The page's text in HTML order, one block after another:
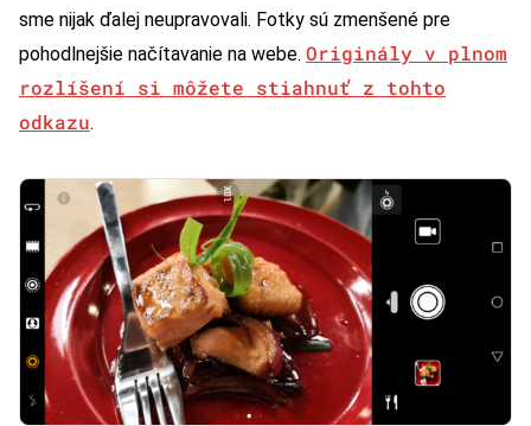
sme nijak ďalej neupravovali. Fotky sú zmenšené pre
pohodlnejšie načítavanie na webe. Originály v plnom
rozlíšení si môžete stiahnuť z tohto
odkazu.